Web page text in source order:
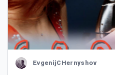
EvgenijCHernyshov